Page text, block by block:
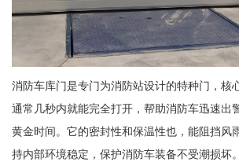
消防车库门是专门为消防站设计的特种门，核
通常几秒内就能完全打开，帮助消防车迅速出
黄金时间。它的密封性和保温性也，能阻挡风
持内部环境稳定，保护消防车装备不受潮损坏。